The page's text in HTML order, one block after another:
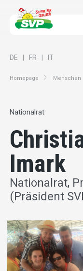
Homepage Menschen
DE FR IT
Nationalrat
Imark
Nationalrat,
(Präsident